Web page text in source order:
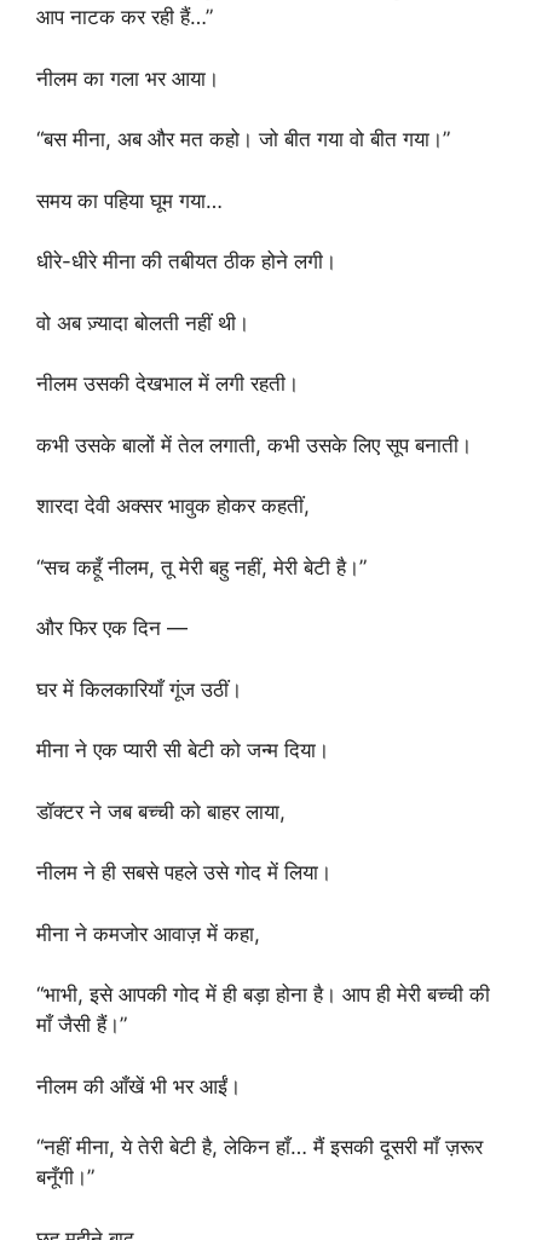
आप नाटक कर रही हैं…”
नीलम का गला भर आया।
“बस मीना, अब और मत कहो। जो बीत गया वो बीत गया।”
समय का पहिया घूम गया…
धीरे-धीरे मीना की तबीयत ठीक होने लगी।
वो अब ज़्यादा बोलती नहीं थी।
नीलम उसकी देखभाल में लगी रहती।
कभी उसके बालों में तेल लगाती, कभी उसके लिए सूप बनाती।
शारदा देवी अक्सर भावुक होकर कहतीं,
“सच कहूँ नीलम, तू मेरी बहु नहीं, मेरी बेटी है।”
और फिर एक दिन —
घर में किलकारियाँ गूंज उठीं।
मीना ने एक प्यारी सी बेटी को जन्म दिया।
डॉक्टर ने जब बच्ची को बाहर लाया,
नीलम ने ही सबसे पहले उसे गोद में लिया।
मीना ने कमजोर आवाज़ में कहा,
“भाभी, इसे आपकी गोद में ही बड़ा होना है। आप ही मेरी बच्ची की
माँ जैसी हैं।”
नीलम की आँखें भी भर आईं।
“नहीं मीना, ये तेरी बेटी है, लेकिन हाँ… मैं इसकी दूसरी माँ ज़रूर
बनूँगी।”